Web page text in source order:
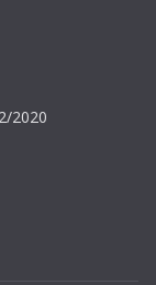
2020